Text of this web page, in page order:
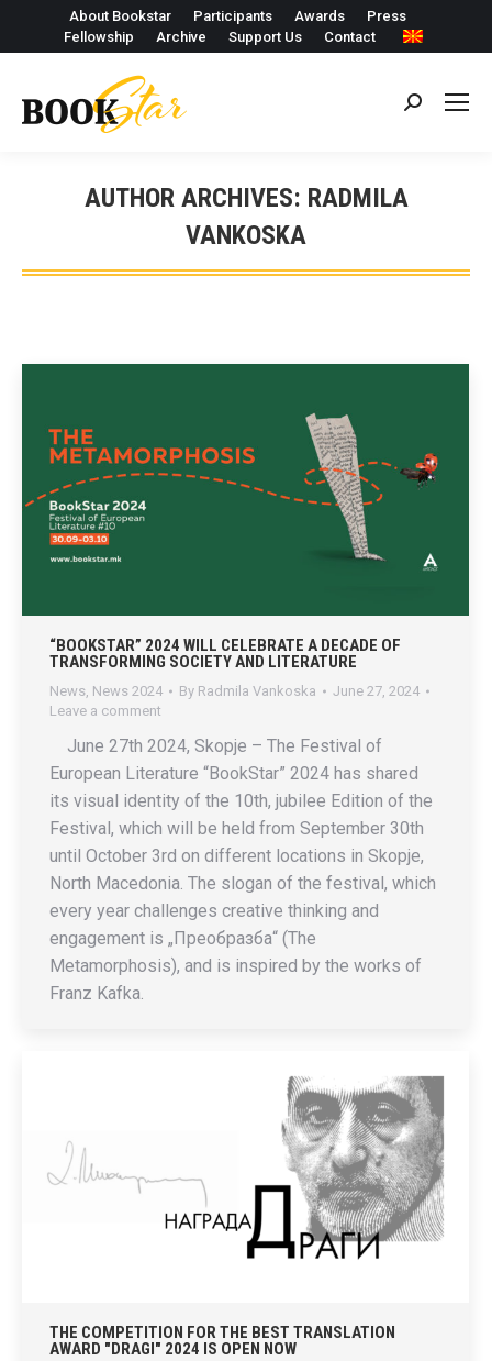
About Bookstar Participants Awards
Press
Fellowship
Archive Support Us Contact
Search:
AUTHOR ARCHIVES: RADMILA
VANKOSKA
“BOOKSTAR” 2024 WILL CELEBRATE A DECADE OF
TRANSFORMING SOCIETY AND LITERATURE
News, News 2024 By Radmila Vankoska
June 27, 2024
Leave a comment
June 27th 2024, Skopje – The Festival of
European Literature “BookStar” 2024 has shared
its visual identity of the 10th, jubilee Edition of the
Festival, which will be held from September 30th
until October 3rd on different locations in Skopje,
North Macedonia. The slogan of the festival, which
every year challenges creative thinking and
engagement is „Преобразба“ (The
Metamorphosis), and is inspired by the works of
Franz Kafka.
THE COMPETITION FOR THE BEST TRANSLATION
AWARD "DRAGI" 2024 IS OPEN NOW